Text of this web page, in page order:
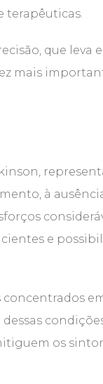
terapêuticas.
que leva
mais
à
e
concentrados
os